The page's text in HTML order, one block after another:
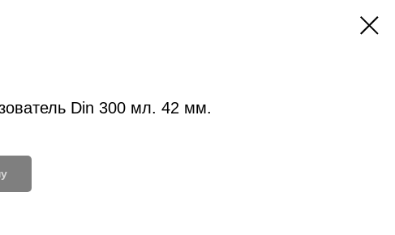
Din 300 мл. 42 мм.